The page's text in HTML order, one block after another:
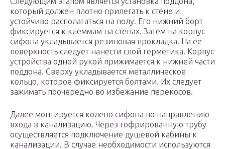
который должен плотно прилегать к стене и
устойчиво располагаться на полу. Его нижний борт
фиксируется к клеммам на стенах. Затем на корпус
сифона укладывается резиновая прокладка. На ее
поверхность следует нанести слой герметика. Корпус
устройства одной рукой прижимается к нижней части
поддона. Сверху укладывается металлическое
кольцо, которое фиксируется болтами. Их следует
зажимать поочередно во избежание перекосов.
Далее монтируется колено сифона по направлению
входа в канализацию. Через гофрированную трубу
осуществляется подключение душевой кабины к
канализации. В случае необходимости используются